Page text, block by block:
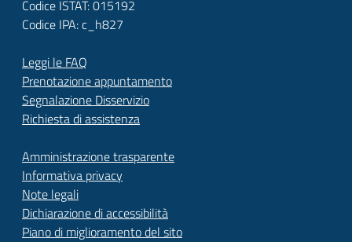
Codice ISTAT: 015192
Codice IPA: c_h827
Leggi le FAQ
Prenotazione appuntamento
Segnalazione Disservizio
Richiesta di assistenza
Amministrazione trasparente
Informativa privacy
Note legali
Dichiarazione di accessibilità
Piano di miglioramento del sito